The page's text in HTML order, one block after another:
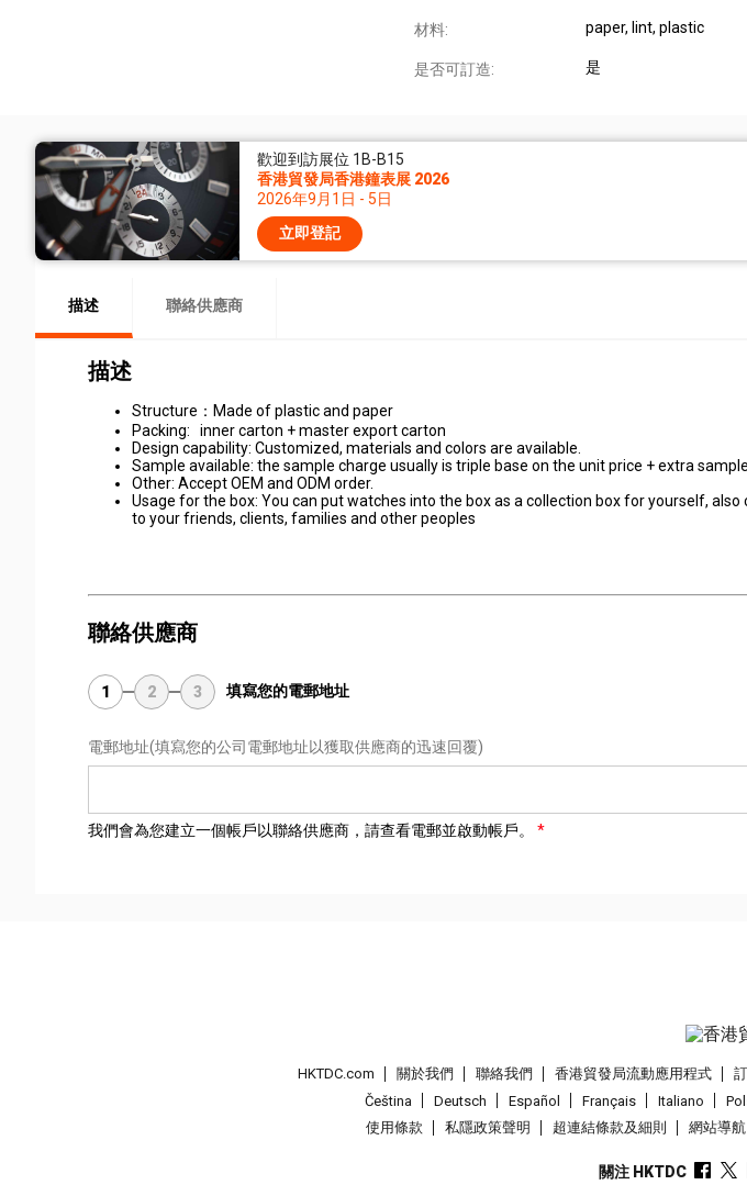
材料: paper, lint, plastic
是否可訂造: 是
歡迎到訪展位 1B-B15
香港貿發局香港鐘表展 2026
2026年9月1日 - 5日
立即登記
描述 聯絡供應商
描述
Structure：Made of plastic and paper
Packing: inner carton + master export carton
Design capability: Customized, materials and colors are available.
Sample available: the sample charge usually is triple base on the unit price + extra
Other: Accept OEM and ODM order.
Usage for the box: You can put watches into the box as a collection box for yourself,
to your friends, clients, families and other peoples
聯絡供應商
1 2 3 填寫您的電郵地址
電郵地址(填寫您的公司電郵地址以獲取供應商的迅速回覆)
我們會為您建立一個帳戶以聯絡供應商，請查看電郵並啟動帳戶。
HKTDC.com 關於我們 聯絡我們 香港貿發局流動應用程式
Čeština
Deutsch Español Français Italiano
使用條款
私隱政策聲明 超連結條款及細則 網站導航
關注 HKTDC